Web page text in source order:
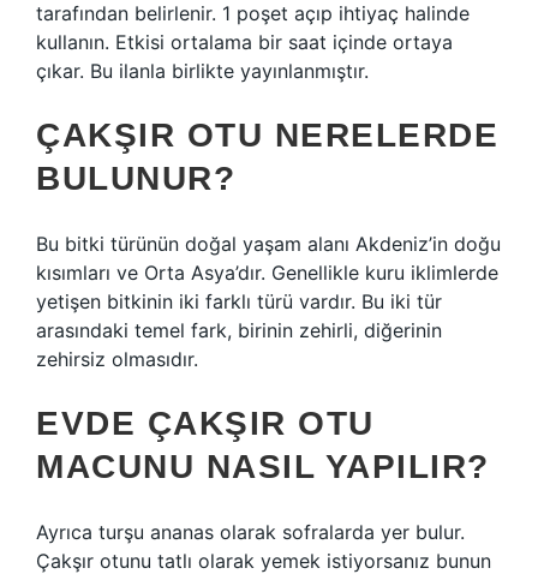
tarafından belirlenir. 1 poşet açıp ihtiyaç halinde
kullanın. Etkisi ortalama bir saat içinde ortaya
çıkar. Bu ilanla birlikte yayınlanmıştır.
ÇAKŞIR OTU NERELERDE
BULUNUR?
Bu bitki türünün doğal yaşam alanı Akdeniz’in doğu
kısımları ve Orta Asya’dır. Genellikle kuru iklimlerde
yetişen bitkinin iki farklı türü vardır. Bu iki tür
arasındaki temel fark, birinin zehirli, diğerinin
zehirsiz olmasıdır.
EVDE ÇAKŞIR OTU
MACUNU NASIL YAPILIR?
Ayrıca turşu ananas olarak sofralarda yer bulur.
Çakşır otunu tatlı olarak yemek istiyorsanız bunun